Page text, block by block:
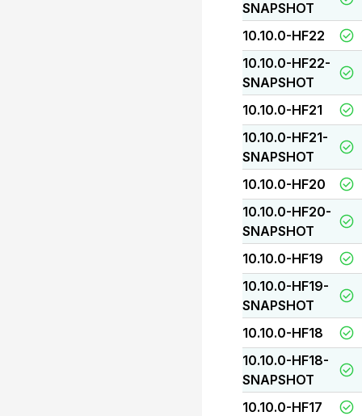
SNAPSHOT
10.10.0-HF22
10.10.0-HF22-
SNAPSHOT
10.10.0-HF21
10.10.0-HF21-
SNAPSHOT
10.10.0-HF20
10.10.0-HF20-
SNAPSHOT
10.10.0-HF19
10.10.0-HF19-
SNAPSHOT
10.10.0-HF18
10.10.0-HF18-
SNAPSHOT
10.10.0-HF17